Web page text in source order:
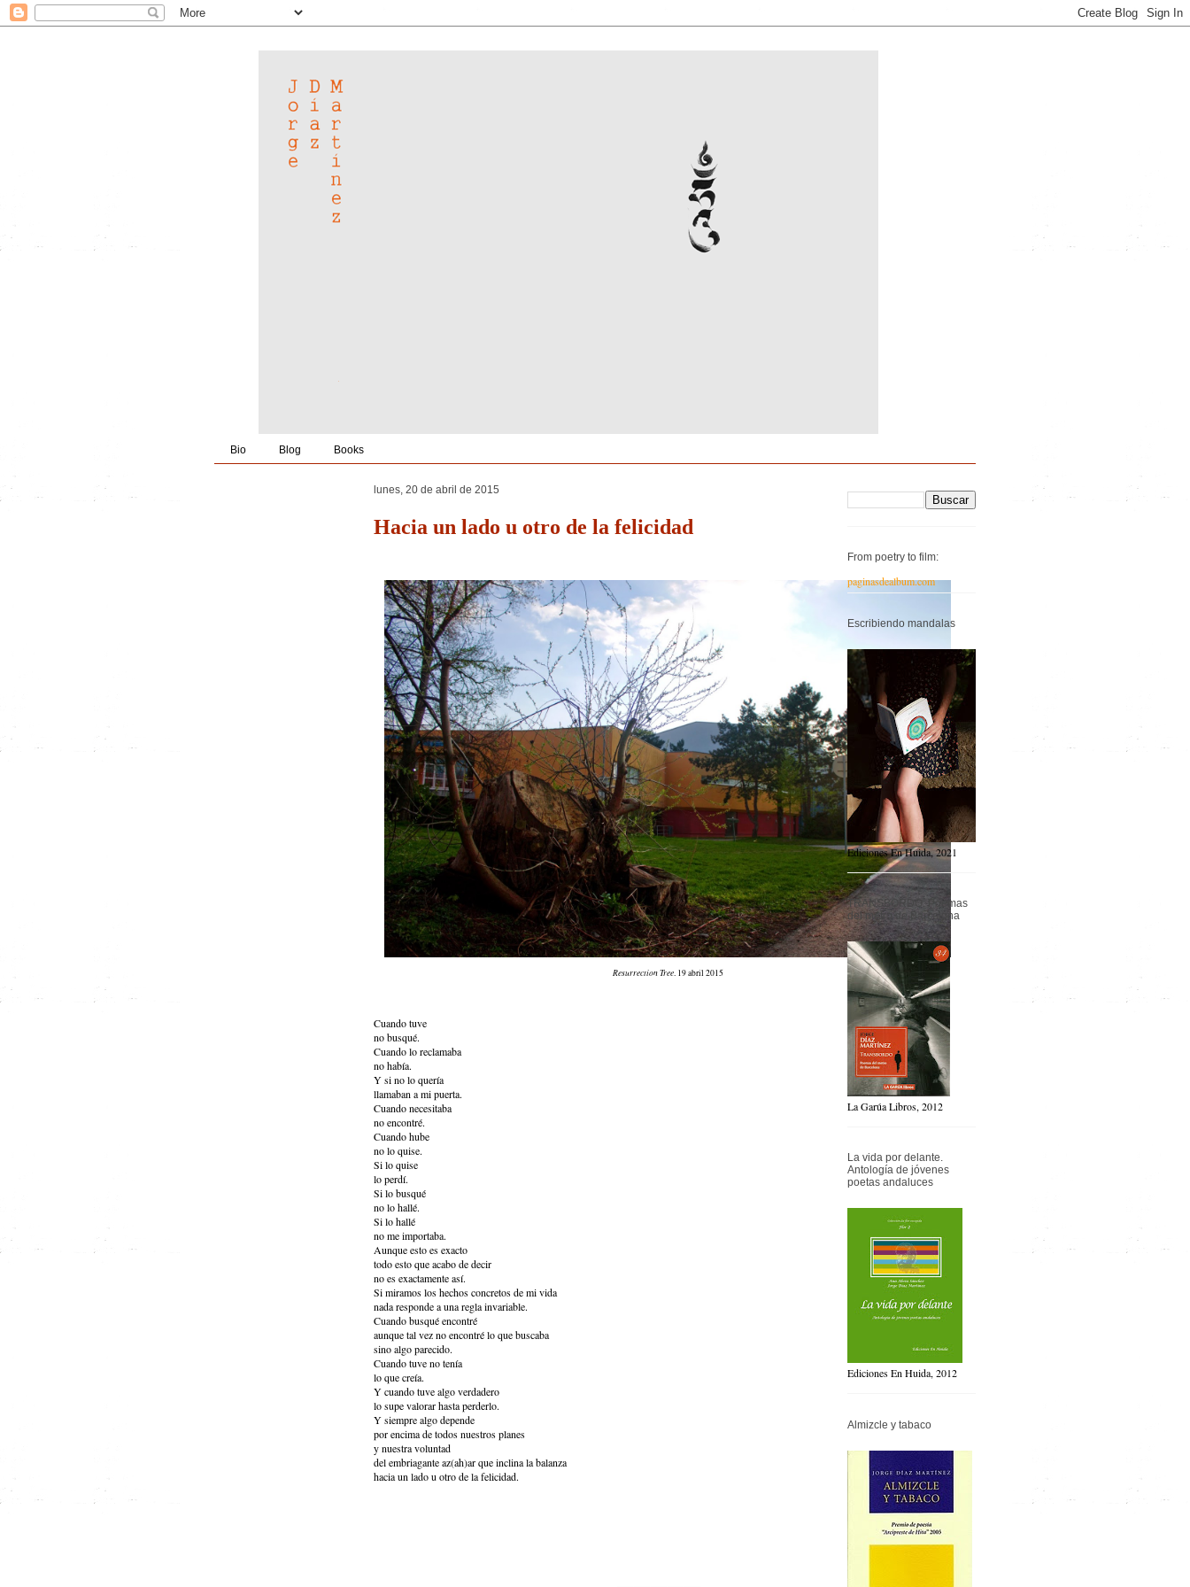
Bio Blog Books
lunes, 20 de abril de 2015
Hacia un lado u otro de la felicidad
Resurrection Tree. 19 abril 2015
Cuando tuve
no busqué.
Cuando lo reclamaba
no había.
Y si no lo quería
llamaban a mi puerta.
Cuando necesitaba
no encontré.
Cuando hube
no lo quise.
Si lo quise
lo perdí.
Si lo busqué
no lo hallé.
Si lo hallé
no me importaba.
Aunque esto es exacto
todo esto que acabo de decir
no es exactamente así.
Si miramos los hechos concretos de mi vida
nada responde a una regla invariable.
Cuando busqué encontré
aunque tal vez no encontré lo que buscaba
sino algo parecido.
Cuando tuve no tenía
lo que creía.
Y cuando tuve algo verdadero
lo supe valorar hasta perderlo.
Y siempre algo depende
por encima de todos nuestros planes
y nuestra voluntad
del embriagante az(ah)ar que inclina la balanza
hacia un lado u otro de la felicidad.
From poetry to film:
paginasdealbum.com
Escribiendo mandalas
Ediciones En Huida, 2021
TRANSBORDO. Poemas
del metro de Barcelona
La Garúa Libros, 2012
La vida por delante.
Antología de jóvenes
poetas andaluces
Ediciones En Huida, 2012
Almizcle y tabaco